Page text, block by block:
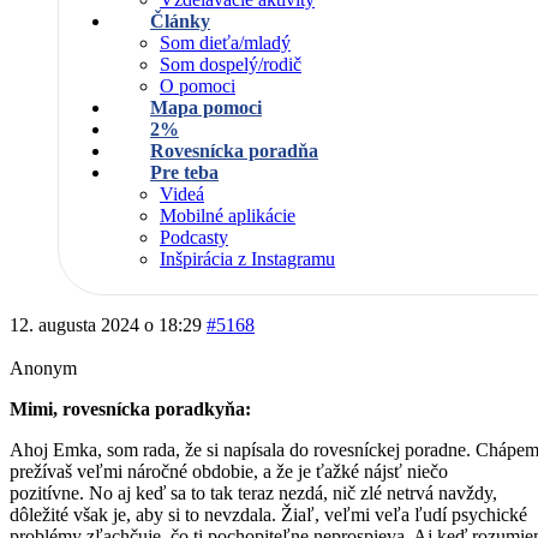
Články
Som dieťa/mladý
Som dospelý/rodič
O pomoci
Mapa pomoci
2%
Rovesnícka poradňa
Pre teba
Videá
Mobilné aplikácie
Podcasty
Inšpirácia z Instagramu
12. augusta 2024 o 18:29 #5168
Anonym
Mimi, rovesnícka poradkyňa:
Ahoj Emka, som rada, že si napísala do rovesníckej poradne.
prežívaš veľmi náročné obdobie, a že je ťažké nájsť niečo
pozitívne. No aj keď sa to tak teraz nezdá, nič zlé netrvá navždy,
dôležité však je, aby si to nevzdala. Žiaľ, veľmi veľa ľudí psychické